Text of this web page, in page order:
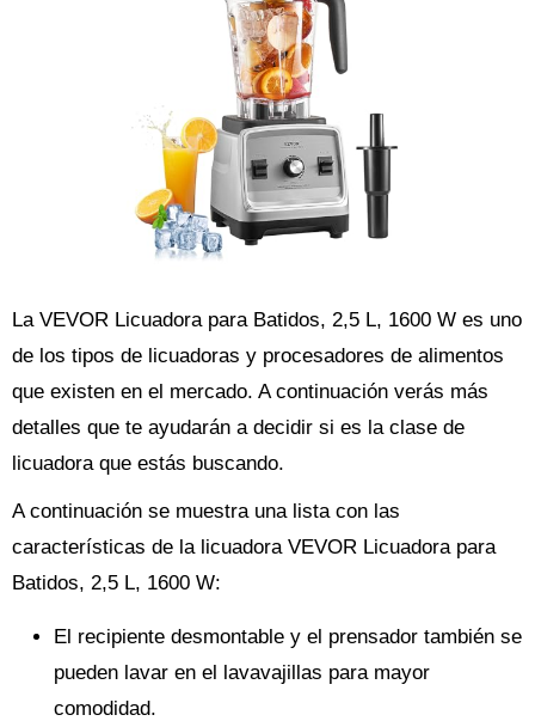
La VEVOR Licuadora para Batidos, 2,5 L, 1600 W es uno
de los tipos de licuadoras y procesadores de alimentos
que existen en el mercado. A continuación verás más
detalles que te ayudarán a decidir si es la clase de
licuadora que estás buscando.
A continuación se muestra una lista con las
características de la licuadora VEVOR Licuadora para
Batidos, 2,5 L, 1600 W:
El recipiente desmontable y el prensador también se
pueden lavar en el lavavajillas para mayor
comodidad.